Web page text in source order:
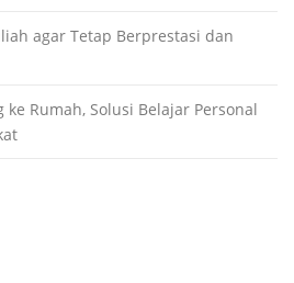
agar Tetap Berprestasi dan
ke Rumah, Solusi Belajar Personal